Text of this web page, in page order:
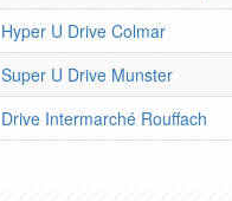
Hyper U Drive Colmar
Super U Drive Munster
Drive Intermarché Rouffach